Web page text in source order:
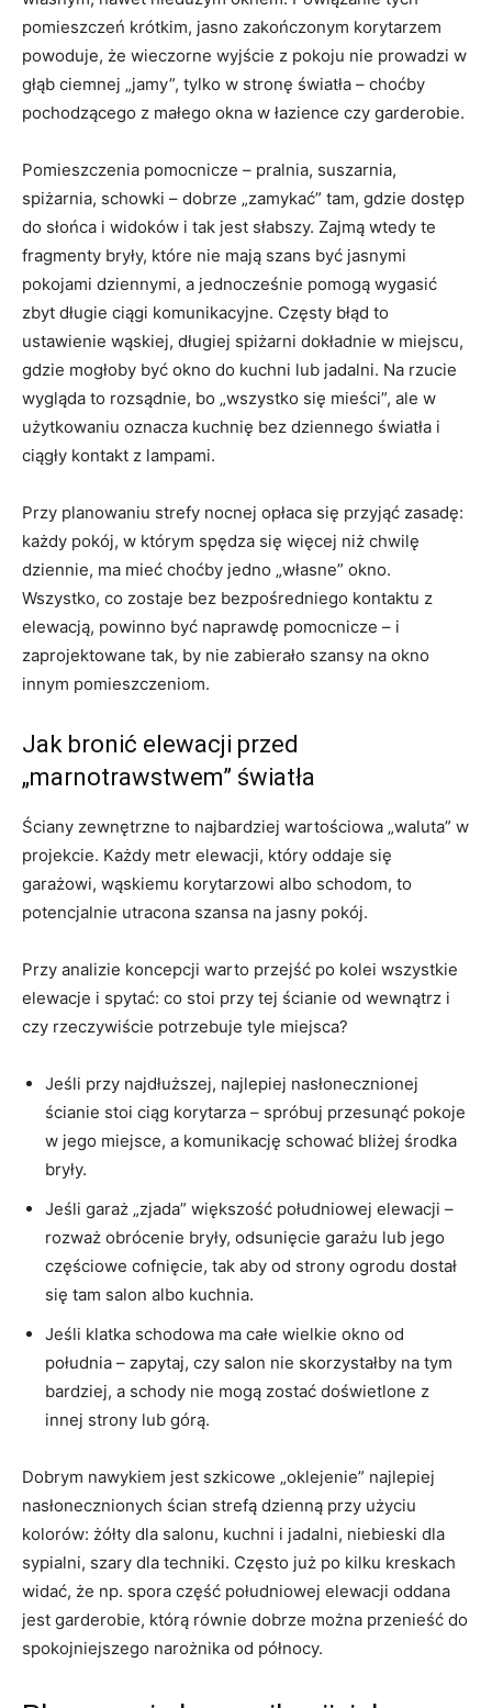
pomieszczeń krótkim, jasno zakończonym korytarzem
powoduje, że wieczorne wyjście z pokoju nie prowadzi w
głąb ciemnej „jamy”, tylko w stronę światła – choćby
pochodzącego z małego okna w łazience czy garderobie.
Pomieszczenia pomocnicze – pralnia, suszarnia,
spiżarnia, schowki – dobrze „zamykać” tam, gdzie dostęp
do słońca i widoków i tak jest słabszy. Zajmą wtedy te
fragmenty bryły, które nie mają szans być jasnymi
pokojami dziennymi, a jednocześnie pomogą wygasić
zbyt długie ciągi komunikacyjne. Częsty błąd to
ustawienie wąskiej, długiej spiżarni dokładnie w miejscu,
gdzie mogłoby być okno do kuchni lub jadalni. Na rzucie
wygląda to rozsądnie, bo „wszystko się mieści”, ale w
użytkowaniu oznacza kuchnię bez dziennego światła i
ciągły kontakt z lampami.
Przy planowaniu strefy nocnej opłaca się przyjąć zasadę:
każdy pokój, w którym spędza się więcej niż chwilę
dziennie, ma mieć choćby jedno „własne” okno.
Wszystko, co zostaje bez bezpośredniego kontaktu z
elewacją, powinno być naprawdę pomocnicze – i
zaprojektowane tak, by nie zabierało szansy na okno
innym pomieszczeniom.
Jak bronić elewacji przed
„marnotrawstwem” światła
Ściany zewnętrzne to najbardziej wartościowa „waluta” w
projekcie. Każdy metr elewacji, który oddaje się
garażowi, wąskiemu korytarzowi albo schodom, to
potencjalnie utracona szansa na jasny pokój.
Przy analizie koncepcji warto przejść po kolei wszystkie
elewacje i spytać: co stoi przy tej ścianie od wewnątrz i
czy rzeczywiście potrzebuje tyle miejsca?
Jeśli przy najdłuższej, najlepiej nasłonecznionej
ścianie stoi ciąg korytarza – spróbuj przesunąć pokoje
w jego miejsce, a komunikację schować bliżej środka
bryły.
Jeśli garaż „zjada” większość południowej elewacji –
rozważ obrócenie bryły, odsunięcie garażu lub jego
częściowe cofnięcie, tak aby od strony ogrodu dostał
się tam salon albo kuchnia.
Jeśli klatka schodowa ma całe wielkie okno od
południa – zapytaj, czy salon nie skorzystałby na tym
bardziej, a schody nie mogą zostać doświetlone z
innej strony lub górą.
Dobrym nawykiem jest szkicowe „oklejenie” najlepiej
nasłonecznionych ścian strefą dzienną przy użyciu
kolorów: żółty dla salonu, kuchni i jadalni, niebieski dla
sypialni, szary dla techniki. Często już po kilku kreskach
widać, że np. spora część południowej elewacji oddana
jest garderobie, którą równie dobrze można przenieść do
spokojniejszego narożnika od północy.